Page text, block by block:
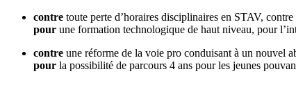
contre toute perte d’horaires disciplinaires en STAV,
pour une formation technologique de haut niveau, pour
contre une réforme de la voie pro conduisant à un nouvel
pour la possibilité de parcours 4 ans pour les jeunes